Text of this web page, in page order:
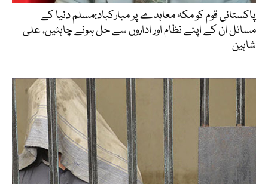
پاکستانی قوم کو مکہ معاہدے پر مبارکباد:مسلم دنیا کے
مسائل ان کے اپنے نظام اور اداروں سے حل ہونے چاہئیں، علی
شاہین